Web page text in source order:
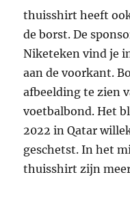
thuisshirt heeft
de borst. De
Niketeken vind je
aan de voorkant.
afbeelding te zien
voetbalbond. Het
2022 in Qatar
geschetst. In het
thuisshirt zijn